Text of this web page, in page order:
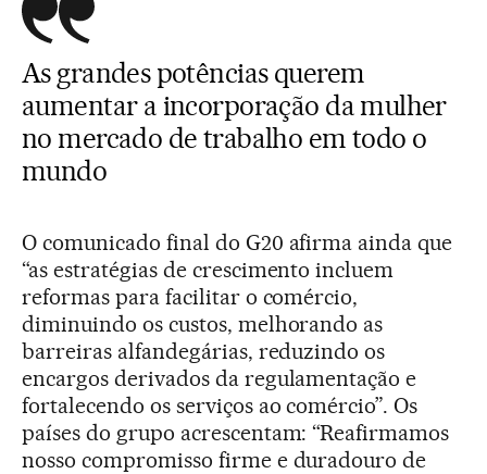
As grandes potências querem
aumentar a incorporação da mulher
no mercado de trabalho em todo o
mundo
O comunicado final do G20 afirma ainda que
“as estratégias de crescimento incluem
reformas para facilitar o comércio,
diminuindo os custos, melhorando as
barreiras alfandegárias, reduzindo os
encargos derivados da regulamentação e
fortalecendo os serviços ao comércio”. Os
países do grupo acrescentam: “Reafirmamos
nosso compromisso firme e duradouro de